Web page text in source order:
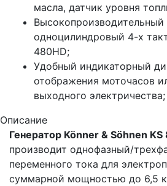
масла, датчик уровня
Высокопроизводительный
одноцилиндровый 4-х
480HD;
Удобный индикаторный
отображения моточасов
выходного электричества;
Описание
Генератор Könner & Söhnen
производит однофазный/
переменного тока для
суммарной мощностью до 6,5